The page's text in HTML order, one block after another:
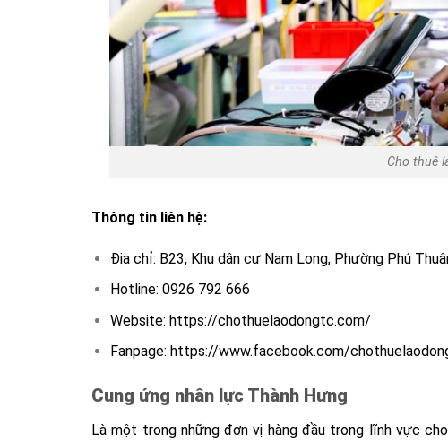
Cho thuê
Thông tin liên hệ:
Địa chỉ: B23, Khu dân cư Nam Long, Phường Phú
Hotline: 0926 792 666
Website: https://chothuelaodongtc.com/
Fanpage: https://www.facebook.com/
Cung ứng nhân lực Thành Hưng
Là một trong những đơn vị hàng đầu trong lĩnh vực